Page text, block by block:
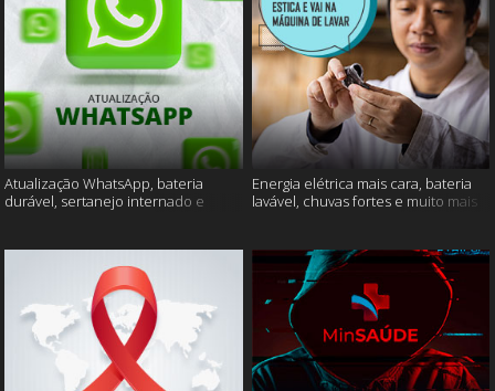
Atualização WhatsApp, bateria
durável, sertanejo internado e
Energia elétrica mais cara, bateria
lavável, chuvas fortes e muito mais